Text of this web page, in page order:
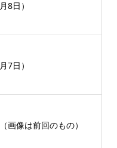
8日）
7日）
画像は前回のもの）